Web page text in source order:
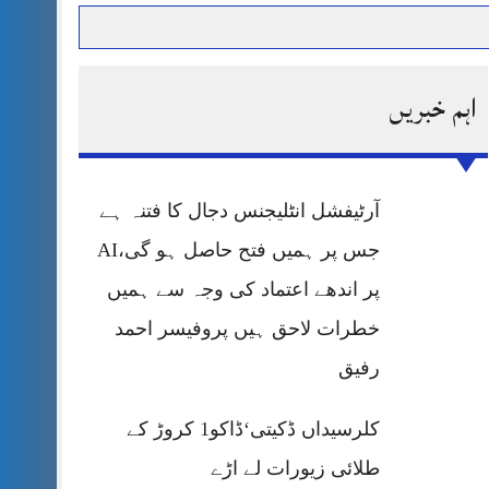
پر قربان
پریس کانفرنس
اہم خبریں
آرٹیفشل انٹلیجنس دجال کا فتنہ ہے
جس پر ہمیں فتح حاصل ہو گی،AI
پر اندھے اعتماد کی وجہ سے ہمیں
خطرات لاحق ہیں پروفیسر احمد
رفیق
کلرسیداں ڈکیتی‘ڈاکو1 کروڑ کے
طلائی زیورات لے اڑے